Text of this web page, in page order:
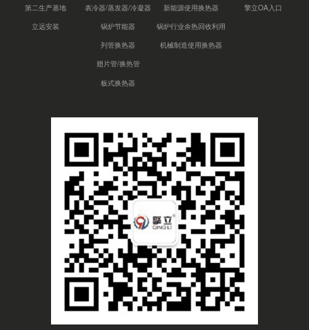
第二生产基地
立远安装
表冷器/蒸发器/冷凝器
锅炉节能器
列管换热器
翅片管/换热管
板式换热器
新能源使用换热器
锅炉行业余热回收利用
机械制造使用换热器
擎立OA入口